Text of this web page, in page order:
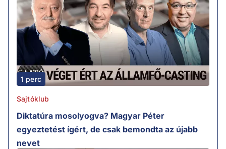
1 perc
Sajtóklub
Diktatúra mosolyogva? Magyar Péter
egyeztetést ígért, de csak bemondta az újabb
nevet